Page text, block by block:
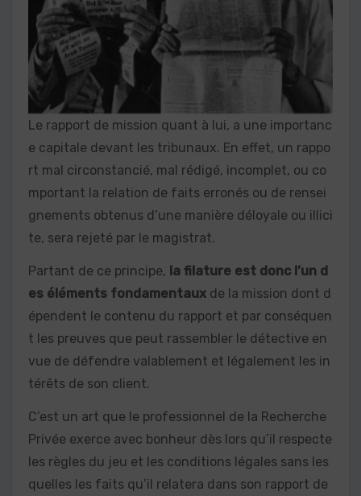
Le rapport de mission quant à lui, a une importanc
e capitale devant les tribunaux. En effet, un rappo
rt mal circonstancié, mal rédigé, incomplet, ou co
mportant la relation de faits erronés ou de rensei
gnements obtenus d’une manière déloyale ou illici
te, sera rejeté par le magistrat.
Partant de ce principe, la filature est donc l’un d
es éléments fondamentaux de la mission dont d
épendent le contenu du rapport et par conséquen
t les preuves que peut rassembler le détective en
vue de défendre valablement et légalement les in
térêts de son client.
C’est un art que le professionnel de la Recherche
Privée exerce avec bonheur dès lors qu’il respecte
les règles du jeu et les conditions légales sans les
quelles les faits qu’il relatera dans son rapport de